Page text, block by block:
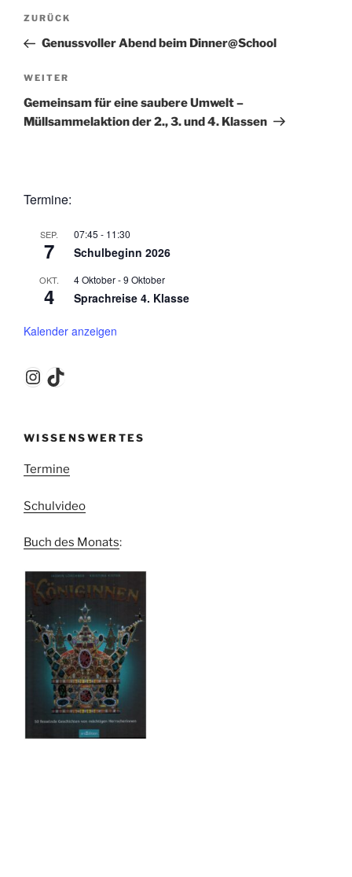
Beitragsnavigation
Vorheriger
Beitrag
ZURÜCK
Genussvoller Abend beim Dinner@School
Nächster
Beitrag
WEITER
Gemeinsam für eine saubere Umwelt –
Müllsammelaktion der 2., 3. und 4. Klassen
Termine:
SEP.
7
07:45 - 11:30
Schulbeginn 2026
OKT.
4
4 Oktober-9 Oktober
Sprachreise 4. Klasse
Kalender anzeigen
Instagram
TikTok
WISSENSWERTES
Termine
Schulvideo
Buch des Monats: